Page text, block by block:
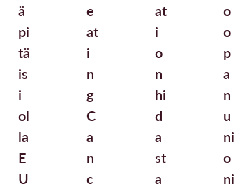
ä
pi
tä
is
i
ol
la
E
U
e
at
i
n
g
C
a
n
c
at
i
o
n
hi
d
a
st
a
o
o
p
a
n
u
ni
o
ni